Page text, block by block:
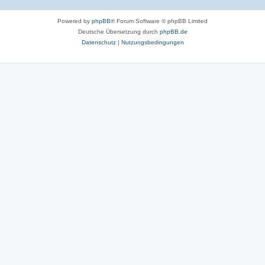
Powered by phpBB® Forum Software © phpBB Limited
Deutsche Übersetzung durch phpBB.de
Datenschutz| Nutzungsbedingungen